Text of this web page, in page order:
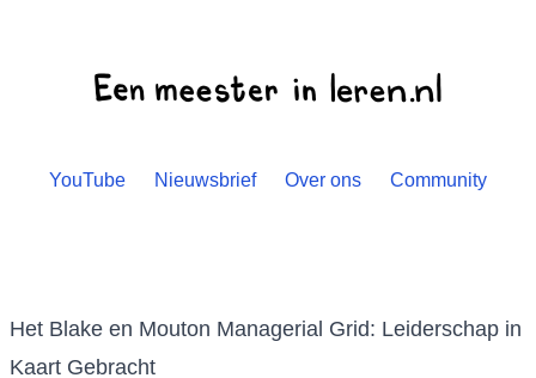
YouTube Nieuwsbrief Over ons Community
Het Blake en Mouton Managerial Grid: Leiderschap in
Kaart Gebracht